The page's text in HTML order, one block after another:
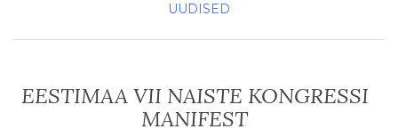
UUDISED
EESTIMAA VII NAISTE KONGRESSI
MANIFEST